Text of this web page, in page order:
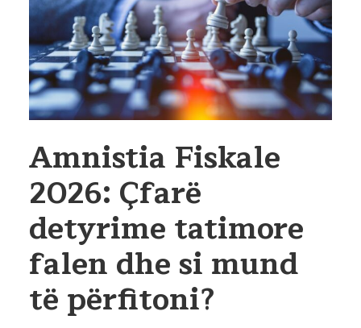
Amnistia Fiskale
2026: Çfarë
detyrime tatimore
falen dhe si mund
të përfitoni?